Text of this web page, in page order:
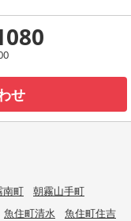
せ
南町
朝霧山手町
魚住町清水
魚住町住吉